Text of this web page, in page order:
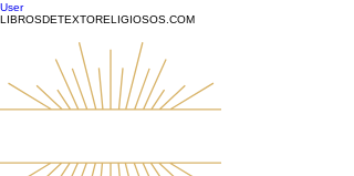
User
LIBROSDETEXTORELIGIOSOS.COM